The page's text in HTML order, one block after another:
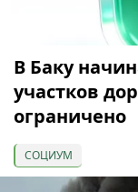
В Баку
участков
ограничено
СОЦИУМ